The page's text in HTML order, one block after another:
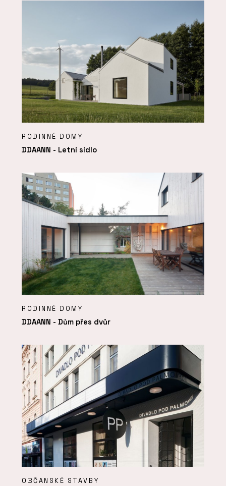
RODINNÉ DOMY
DDAANN - Letní sídlo
RODINNÉ DOMY
DDAANN - Dům přes dvůr
OBČANSKÉ STAVBY